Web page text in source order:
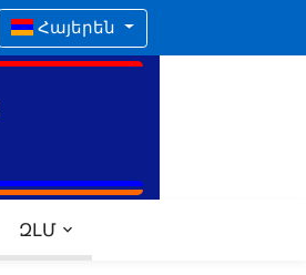
Հայերեն
ԶԼՄ